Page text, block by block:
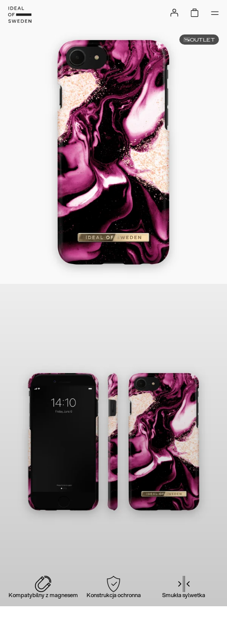
Kompatybilny z magnesem Konstrukcja ochronna Smukła sylwetka
OUTLET